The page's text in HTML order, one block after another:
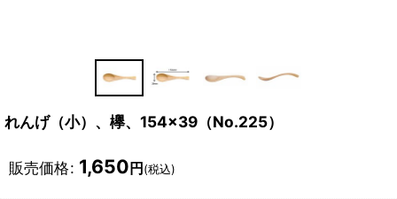
れんげ（小）、欅、154×39（No.225）
販売価格: 1,650円(税込)